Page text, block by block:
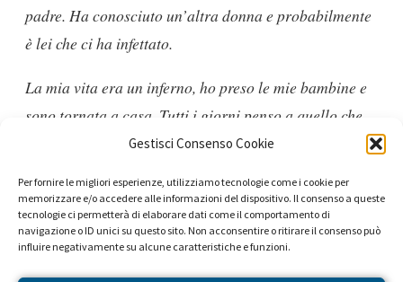
Gestisci Consenso Cookie
Per fornire le migliori esperienze, utilizziamo tecnologie come i cookie per
memorizzare e/o accedere alle informazioni del dispositivo. Il consenso a queste
tecnologie ci permetterà di elaborare dati come il comportamento di
navigazione o ID unici su questo sito. Non acconsentire o ritirare il consenso può
influire negativamente su alcune caratteristiche e funzioni.
padre. Ha conosciuto un’altra donna e probabilmente
è lei che ci ha infettato.
La mia vita era un inferno, ho preso le mie bambine e
sono tornata a casa. Tutti i giorni penso a quello che
sarebbe potuto succedere se fossimo rimasti lì.
Io e mia figlia stiamo facendo il trattamento e ora
stiamo bene. Un giorno vorrei diventare infermiera.
Nel mio paese abbiamo un proverbio che dice